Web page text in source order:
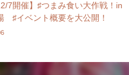
7開催】♯つまみ食い大作戦！in
♯イベント概要を大公開！